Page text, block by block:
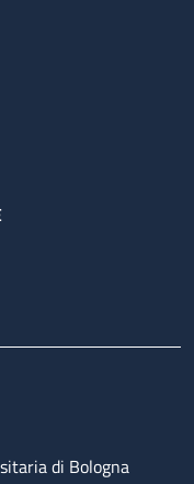
di Bologna